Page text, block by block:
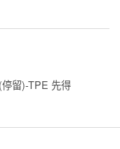
留)-TPE 先得